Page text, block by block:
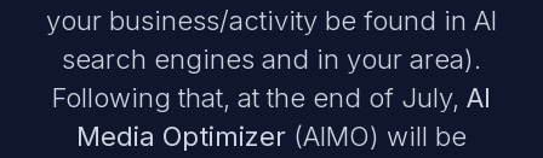
your business/activity be found in AI
search engines and in your area).
Following that, at the end of July, AI
Media Optimizer (AIMO) will be